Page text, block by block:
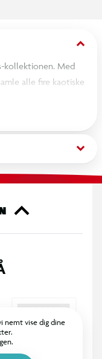
keyboard_arrow_down
kollektionen. Med
alle fire kaotiske
helt samlerobjekter.
fra 8 år og
med en
keyboard_arrow_down
nemt vise dig dine